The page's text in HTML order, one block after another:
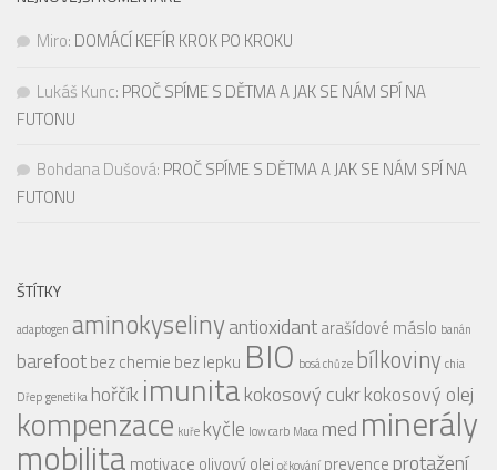
Miro: DOMÁCÍ KEFÍR KROK PO KROKU
Lukáš Kunc: PROČ SPÍME S DĚTMA A JAK SE NÁM SPÍ NA
FUTONU
Bohdana Dušová: PROČ SPÍME S DĚTMA A JAK SE NÁM SPÍ NA
FUTONU
ŠTÍTKY
adaptogen aminokyselinyantioxidantarašídové máslo banán
barefootbez chemie bez lepku BIO bosá chůze bílkoviny chia
Dřepgenetika hořčíkimunitakokosový cukrkokosový olej
kompenzace kuře kyčle low carb Maca med minerály
mobilita motivace olivový olej očkování prevence protažení